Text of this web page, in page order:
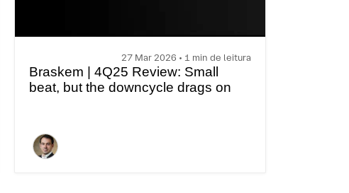
27 Mar 2026 • 1 min de leitura
Braskem | 4Q25 Review: Small
beat, but the downcycle drags on